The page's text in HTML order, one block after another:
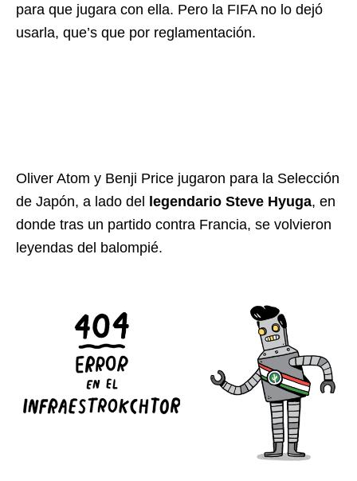
para que jugara con ella. Pero la FIFA no lo dejó
usarla, que’s que por reglamentación.
Oliver Atom y Benji Price jugaron para la Selección
de Japón, a lado del
legendario Steve Hyuga, en
donde tras un partido contra Francia, se volvieron
leyendas del balompié.